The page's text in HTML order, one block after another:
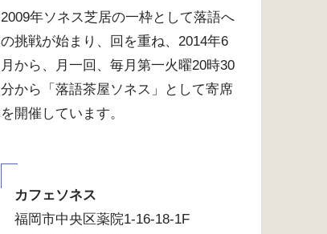
2009年ソネス芝居の一枠として落語へ
の挑戦が始まり、回を重ね、2014年6
月から、月一回、毎月第一火曜20時30
分から「落語茶屋ソネス」として寄席
を開催しています。
カフェソネス
福岡市中央区薬院1-16-18-1F